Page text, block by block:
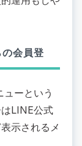
会員登
ーという
LINE公式
示されるメ